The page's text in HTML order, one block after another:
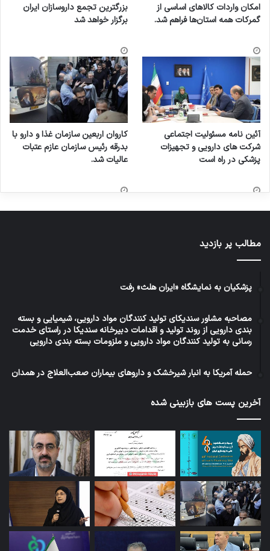
امکان واردات کالاهای اساسی از
گمرکات همه استان‌ها فراهم شد.
بزرگترین تجمع داروسازان ایران
برگزار خواهد شد
آئین نامه مسئولیت اجتماعی
شرکت های دارویی و تجهیزات
پزشکی در راه است
کاروان اربعین سازمان غذا و دارو با
بدرقه رئیس سازمان عازم عتبات
عالیات شد.
مطالب پر بازدید
پزشکیان به نمایشگاه «ایران هلث» رفت
مصاحبه مشاور سندیکای تولید کنندگان مواد دارویی، شیمیایی و بسته
بندی دارویی از روند تولید و اقدامات دبیرخانه سندیکا در راستای خدمت
رسانی به تولید کنندگان مواد دارویی و ملزومات بسته بندی دارویی
حمله آمریکا به انبار شیرخشک و داروهای بیماران صعب‌العلاج در همدان
آخرین پست های بازبینی شده